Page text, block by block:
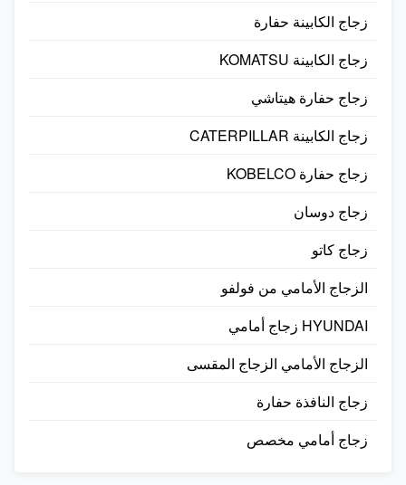
زجاج الكابينة حفارة
زجاج الكابينة KOMATSU
زجاج حفارة هيتاشي
زجاج الكابينة CATERPILLAR
زجاج حفارة KOBELCO
زجاج دوسان
زجاج كاتو
الزجاج الأمامي من فولفو
HYUNDAI زجاج أمامي
الزجاج الأمامي الزجاج المقسى
زجاج النافذة حفارة
زجاج أمامي مخصص